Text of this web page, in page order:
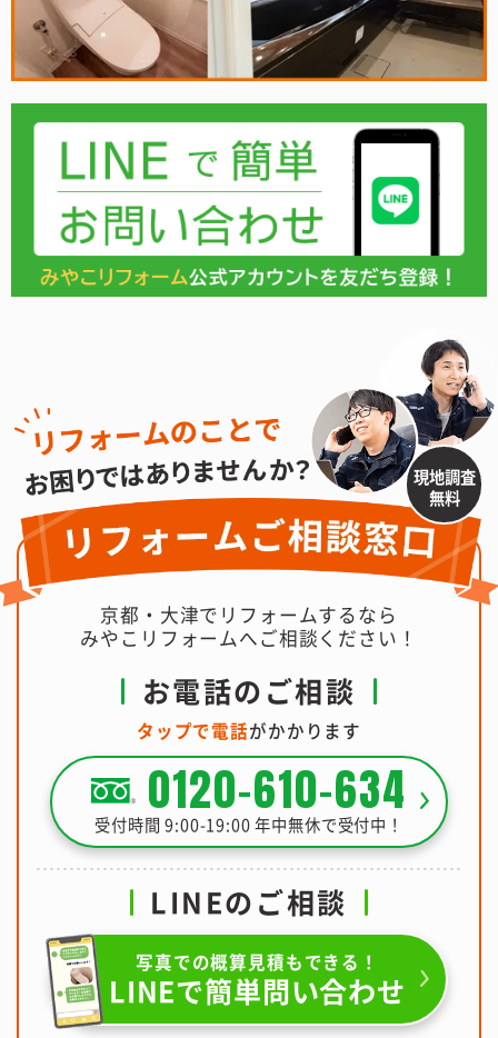
現地調査
無料
京都・大津でリフォームするなら
みやこリフォームへご相談ください！
お電話のご相談
タップで電話がかかります
0120-610-634
受付時間 9:00-19:00 年中無休で受付中！
LINEのご相談
写真での概算見積もできる！
LINEで簡単問い合わせ